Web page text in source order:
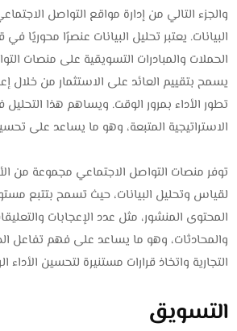
البيانات. يعتبر تحليل البيانات عنصرًا محوريًا
الحملات والمبادرات التسويقية على منصات
يسمح بتقييم العائد على الاستثمار من خلال
تطور الأداء بمرور الوقت. ويساهم هذا
الاستراتيجية المتبعة، وهو ما يساعد على
توفر منصات التواصل الاجتماعي مجموعة من
لقياس وتحليل البيانات، حيث تسمح بتتبع
المحتوى المنشور، مثل عدد الإعجابات
والمحادثات، وهو ما يساعد على فهم تفاعل
التجارية واتخاذ قرارات مستنيرة لتحسين الأداء
التسويق